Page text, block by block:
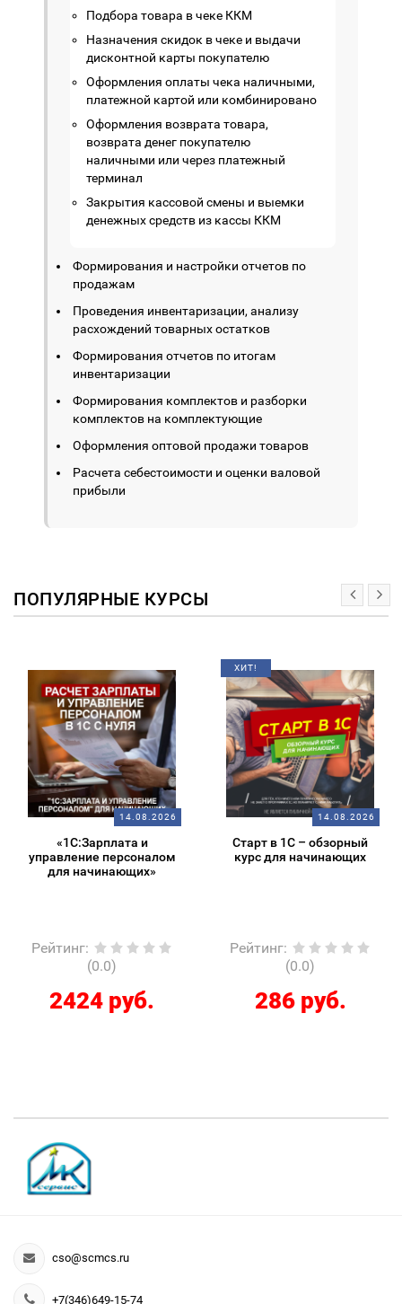
Подбора товара в чеке ККМ
Назначения скидок в чеке и выдачи
дисконтной карты покупателю
Оформления оплаты чека наличными,
платежной картой или комбинировано
Оформления возврата товара,
возврата денег покупателю
наличными или через платежный
терминал
Закрытия кассовой смены и выемки
денежных средств из кассы ККМ
Формирования и настройки отчетов по
продажам
Проведения инвентаризации, анализу
расхождений товарных остатков
Формирования отчетов по итогам
инвентаризации
Формирования комплектов и разборки
комплектов на комплектующие
Оформления оптовой продажи товаров
Расчета себестоимости и оценки валовой
прибыли
ПОПУЛЯРНЫЕ КУРСЫ
14.08.2026
«1С:Зарплата и
управление персоналом
для начинающих»
Рейтинг:
(0.0)
2424 руб.
ХИТ!
14.08.2026
Старт в 1С – обзорный
курс для начинающих
Рейтинг:
(0.0)
286 руб.
cso@scmcs.ru
+7(346)649-15-74